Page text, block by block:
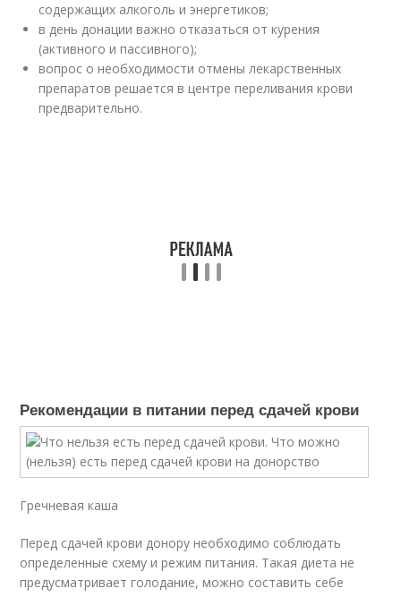
содержащих алкоголь и энергетиков;
в день донации важно отказаться от курения
(активного и пассивного);
вопрос о необходимости отмены лекарственных
препаратов решается в центре переливания крови
предварительно.
Рекомендации в питании перед сдачей крови
Гречневая каша
Перед сдачей крови донору необходимо соблюдать
определенные схему и режим питания. Такая диета не
предусматривает голодание, можно составить себе